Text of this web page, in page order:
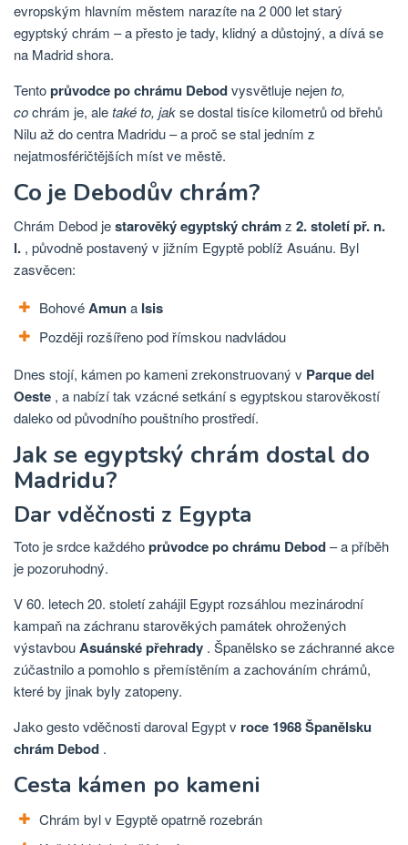
evropským hlavním městem narazíte na 2 000 let starý
egyptský chrám – a přesto je tady, klidný a důstojný, a dívá se
na Madrid shora.
Tentoprůvodce po chrámu Debodvysvětluje nejento,
cochrám je, aletaké to, jakse dostal tisíce kilometrů od břehů
Nilu až do centra Madridu – a proč se stal jedním z
nejatmosféričtějších míst ve městě.
Co je Debodův chrám?
Chrám Debod jestarověký egyptský chrámz 2. století př. n.
l. , původně postavený v jižním Egyptě poblíž Asuánu. Byl
zasvěcen:
BohovéAmuna Isis
Později rozšířeno pod římskou nadvládou
Dnes stojí, kámen po kameni zrekonstruovaný v Parque del
Oeste , a nabízí tak vzácné setkání s egyptskou starověkostí
daleko od původního pouštního prostředí.
Jak se egyptský chrám dostal do
Madridu?
Dar vděčnosti z Egypta
Toto je srdce každéhoprůvodce po chrámu Debod– a příběh
je pozoruhodný.
V 60. letech 20. století zahájil Egypt rozsáhlou mezinárodní
kampaň na záchranu starověkých památek ohrožených
výstavbouAsuánské přehrady . Španělsko se záchranné akce
zúčastnilo a pomohlo s přemístěním a zachováním chrámů,
které by jinak byly zatopeny.
Jako gesto vděčnosti daroval Egyptv roce 1968 Španělsku
chrám Debod .
Cesta kámen po kameni
Chrám byl v Egyptě opatrně rozebrán